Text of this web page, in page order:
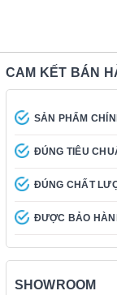
CAM KẾT BÁN
SẢN PHẨM
ĐÚNG TIÊU
ĐÚNG CHẤT
ĐƯỢC BẢO
SHOWROOM